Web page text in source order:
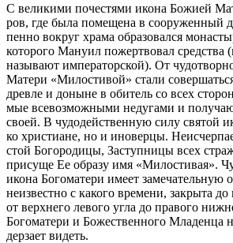
С ве­ли­ки­ми по­че­стя­ми ико­на Бо­жи­ей
ров, где бы­ла по­ме­ще­на в со­ору­жен­ный
пен­но во­круг хра­ма об­ра­зо­вал­ся
ко­то­ро­го Ма­ну­ил по­жерт­во­вал сред­ства
на­зы­ва­ют им­пе­ра­тор­ской). От
Ма­те­ри «Ми­ло­сти­вой» ста­ли
древ­ле и до­ныне в оби­тель со всех
мые все­воз­мож­ны­ми неду­га­ми и
сво­ей. В чу­до­дей­ствен­ную си­лу свя­той
ко хри­сти­ане, но и ино­вер­цы.
стой Бо­го­ро­ди­цы, За­ступ­ни­цы всех
при­су­ще Ее об­ра­зу имя «Ми­ло­сти­вая».
ико­на Бо­го­ма­те­ри име­ет за­ме­ча­тель­ную
неиз­вест­но с ка­ко­го вре­ме­ни, за­кры­та
от верх­не­го ле­во­го уг­ла до пра­во­го
Бо­го­ма­те­ри и Бо­же­ствен­но­го Мла­ден­ца
дер­за­ет ви­деть.